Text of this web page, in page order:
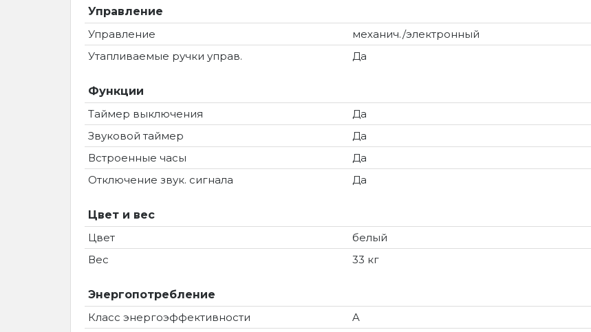
Управление
Управление
механич./электронный
Утапливаемые ручки управ.
Да
Функции
Таймер выключения
Да
Звуковой таймер
Да
Встроенные часы
Да
Отключение звук. сигнала
Да
Цвет и вес
Цвет
белый
Вес
33 кг
Энергопотребление
Класс энергоэффективности
A